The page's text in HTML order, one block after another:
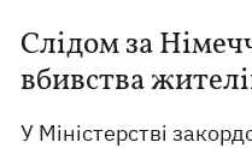
Слідом за
вбивства
У Міністерстві